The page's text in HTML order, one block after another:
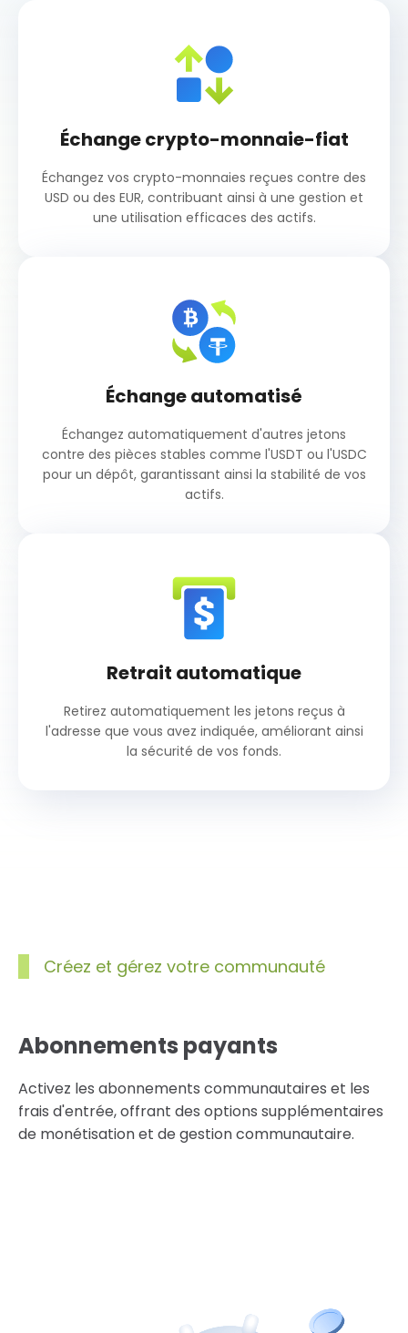
Échange crypto-monnaie-fiat
Échangez vos crypto-monnaies reçues contre des
USD ou des EUR, contribuant ainsi à une gestion et
une utilisation efficaces des actifs.
Échange automatisé
Échangez automatiquement d'autres jetons
contre des pièces stables comme l'USDT ou l'USDC
pour un dépôt, garantissant ainsi la stabilité de vos
actifs.
Retrait automatique
Retirez automatiquement les jetons reçus à
l'adresse que vous avez indiquée, améliorant ainsi
la sécurité de vos fonds.
Créez et gérez votre communauté
Abonnements payants
Activez les abonnements communautaires et les
frais d'entrée, offrant des options supplémentaires
de monétisation et de gestion communautaire.